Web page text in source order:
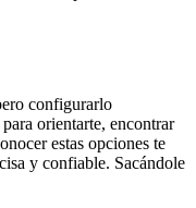
configurarlo
orientarte, encontrar
estas opciones te
y confiable. Sacándole